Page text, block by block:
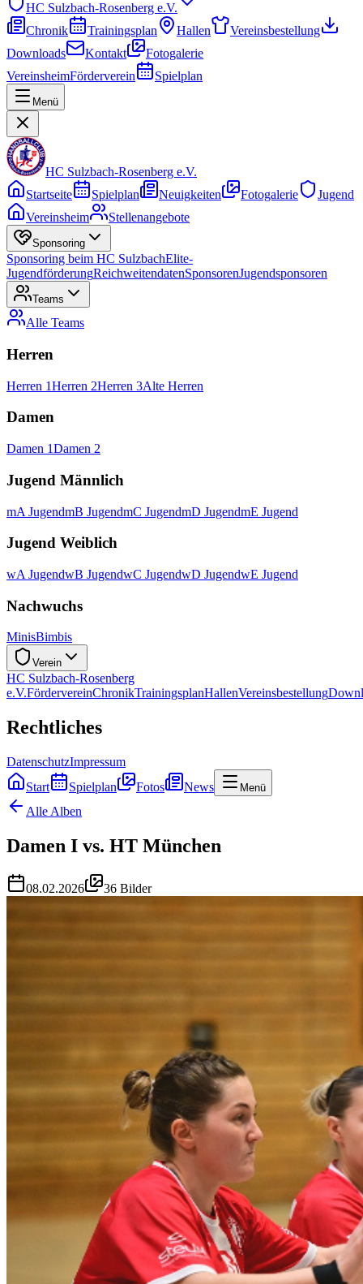
HC Sulzbach-Rosenberg e.V.
Chronik
Trainingsplan Hallen
Vereinsbestellung
Downloads
Kontakt
Fotogalerie
VereinsheimFörderverein Spielplan
Menü
HC Sulzbach-Rosenberg e.V.
Startseite
Spielplan Neuigkeiten Fotogalerie
Jugend
Vereinsheim
Stellenangebote
Sponsoring
Sponsoring beim HC SulzbachElite-
JugendförderungReichweitendatenSponsorenJugendsponsoren
Teams
Alle Teams
Herren
Herren 1Herren 2Herren 3Alte Herren
Damen
Damen 1Damen 2
Jugend Männlich
mA JugendmB JugendmC JugendmD JugendmE Jugend
Jugend Weiblich
wA JugendwB JugendwC JugendwD JugendwE Jugend
Nachwuchs
MinisBimbis
Verein
HC Sulzbach-Rosenberg
e.V.FördervereinChronikTrainingsplanHallenVereinsbestellung
Rechtliches
DatenschutzImpressum
Start
Spielplan Fotos News Menü
Alle Alben
Damen I vs. HT München
08.02.2026 36 Bilder